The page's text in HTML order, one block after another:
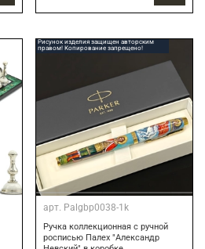
Рисунок изделия защищен авторским
правом! Копирование запрещено!
арт. Palgbp0038-1k
Ручка коллекционная с ручной
росписью Палех "Александр